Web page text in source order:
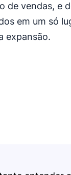
de vendas, e
em um só
expansão.